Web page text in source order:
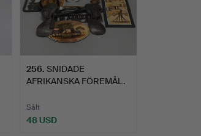
256. SNIDADE
AFRIKANSKA FÖREMÅL.
Sålt
48 USD